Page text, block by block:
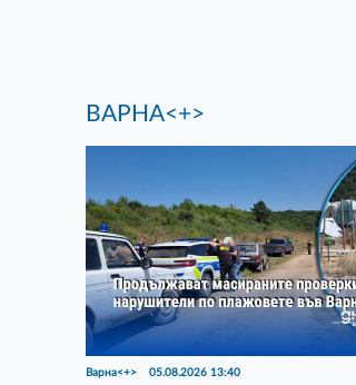
ВАРНА<+>
Варна<+> 05.08.2026 13:40